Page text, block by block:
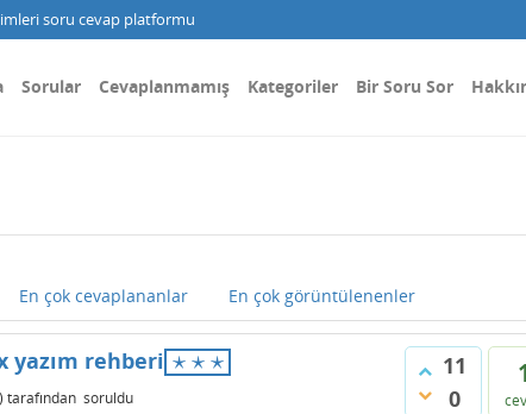
soru cevap platformu
Sorular Cevaplanmamış Kategoriler Bir Soru Sor
En çok cevaplananlar En çok görüntülenenler
11
0
rehberi ⋆⋆⋆
⋆⋆ ⋆
tarafından soruldu